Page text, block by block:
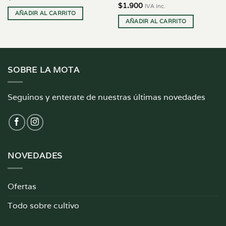
AÑADIR AL CARRITO
$1.900 IVA inc.
AÑADIR AL CARRITO
SOBRE LA MOTA
Seguinos y enterate de nuestras últimas novedades
NOVEDADES
Ofertas
Todo sobre cultivo